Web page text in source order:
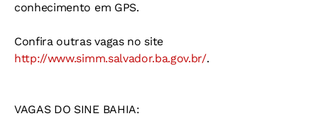
conhecimento em GPS.
Confira outras vagas no site
http://www.simm.salvador.ba.gov.br/.
VAGAS DO SINE BAHIA: